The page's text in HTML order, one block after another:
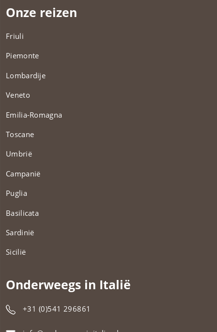
Onze reizen
Friuli
Piemonte
Lombardije
Veneto
Emilia-Romagna
Toscane
Umbrië
Campanië
Puglia
Basilicata
Sardinië
Sicilië
Onderweegs in Italië
+31 (0)541 296861